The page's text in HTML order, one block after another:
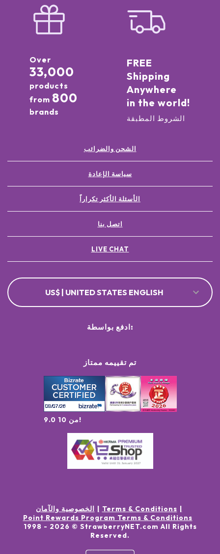
Over
33,000
products
from 800
brands
FREE
Shipping
Anywhere
in the world!
الشروط المطبقة
الشحن والضرائب
سياسة الإعادة
الأسئلة الأكثر تكراراً
اتصل بنا
LIVE CHAT
US$ | UNITED STATES ENGLISH
تم تقييمه ممتاز
9.0 من 10!
ادفع بواسطة:
الخصوصية والآمان
Terms & Conditions
Point Rewards Program Terms & Conditions
1998 - 2026 © StrawberryNET.com All Rights
Reserved.